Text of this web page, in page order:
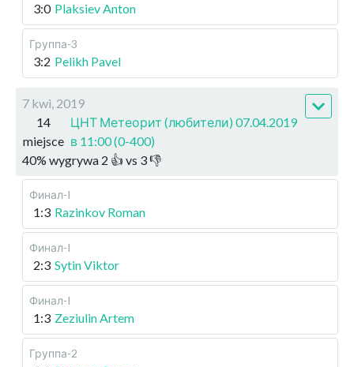
3:0 Plaksiev Anton
Группа-3
3:2 Pelikh Pavel
7 kwi, 2019
14
miejsce
ЦНТ Метеорит (любители) 07.04.2019
в 11:00 (0-400)
40% wygrywa 2 👍 vs 3👎
Финал-I
1:3 Razinkov Roman
Финал-I
2:3 Sytin Viktor
Финал-I
1:3 Zeziulin Artem
Группа-2